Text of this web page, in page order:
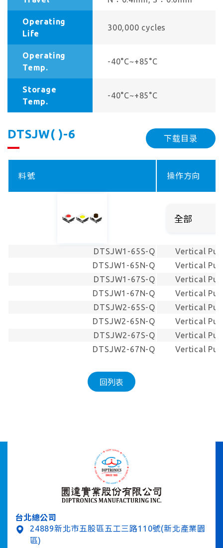
Operating
Life
300,000 cycles
Operating
Temp.
-40°C~+85°C
Storage
Temp.
-40°C~+85°C
DTSJW( )-6 下载目录
料號 操作方向
DTSJW1-65S-Q
Vertical
DTSJW1-65N-Q
Vertical
DTSJW1-67S-Q
Vertical
DTSJW1-67N-Q
Vertical
DTSJW2-65S-Q
Vertical
DTSJW2-65N-Q
Vertical
DTSJW2-67S-Q
Vertical
DTSJW2-67N-Q
Vertical
回列表
台北總公司
24889新北市五股區五工三路110號(新北產業園
區)